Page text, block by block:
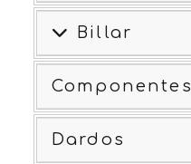
Billar
Componentes
Dardos